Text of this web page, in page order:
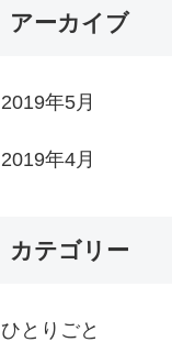
アーカイブ
2019年5月
2019年4月
カテゴリー
ひとりごと